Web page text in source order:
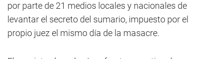
por parte de 21 medios locales y nacionales de
levantar el secreto del sumario, impuesto por el
propio juez el mismo día de la masacre.